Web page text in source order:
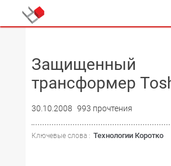
Защищенный
трансформер
30.10.2008 993 прочтения
Ключевые слова : Технологии Коротко